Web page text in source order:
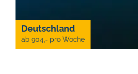
Deutschland
ab 904,- pro Woche